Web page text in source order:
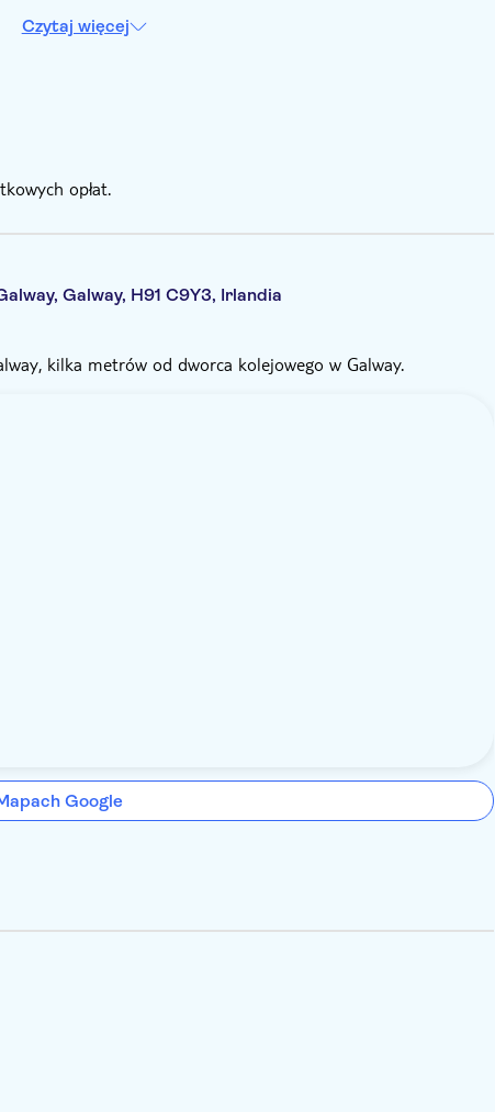
Czytaj więcej
opłat.
Galway, H91 C9Y3, Irlandia
kilka metrów od dworca kolejowego w Galway.
Google